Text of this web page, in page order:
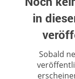
in
Sobald